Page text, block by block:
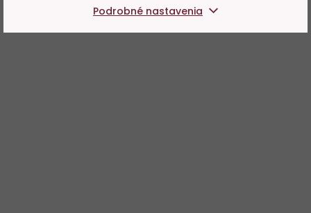
Podrobné nastavenia